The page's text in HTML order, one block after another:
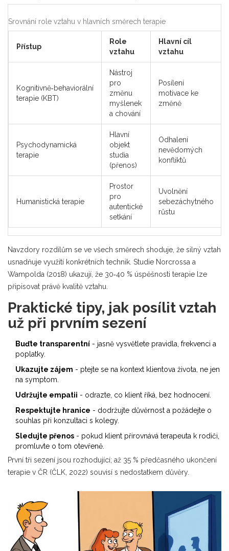
Srovnání role vztahu v hlavních směrech terapie
Přístup
Role
vztahu
Hlavní cíl
vztahu
Kognitivně‑behaviorální
terapie (KBT)
Nástroj
pro
změnu
myšlenek
a chování
Posílení
motivace ke
změně
Psychodynamická
terapie
Hlavní
objekt
studia
(přenos)
Odhalení
nevědomých
konfliktů
Humanistická terapie
Prostor
pro
autentické
setkání
Uvolnění
sebezáchytného
růstu
Navzdory rozdílům se ve všech směrech shoduje, že silný vztah
usnadňuje využití konkrétních technik. Studie Norcrossa a
Wampolda (2018) ukazují, že 30‑40 % úspěšnosti terapie lze
připisovat právě kvalitě vztahu.
Praktické tipy, jak posílit vztah
už při prvním sezení
Buďte transparentní - jasně vysvětlete pravidla, frekvenci a
poplatky.
Ukazujte zájem - ptejte se na kontext klientova života, ne jen
na symptom.
Udržujte empatii - odrazte, co klient říká, bez hodnocení.
Respektujte hranice - dodržujte důvěrnost a požádejte o
souhlas při konzultaci s kolegy.
Sledujte přenos - pokud klient přirovnává terapeuta k rodiči,
promluvte o tom otevřeně.
První tři sezení jsou rozhodující; až 35 % předčasného ukončení
terapie v ČR (ČLK, 2022) souvisí s nedostatkem důvěry.